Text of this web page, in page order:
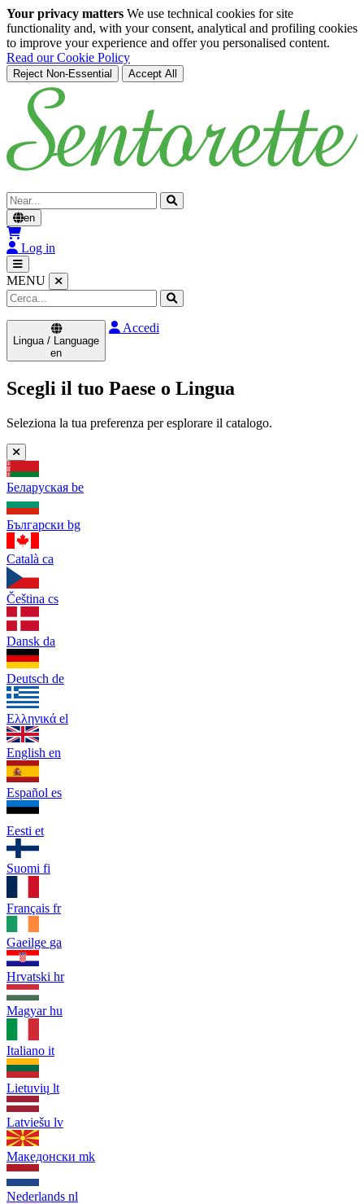
Your privacy matters We use technical cookies for site
functionality and, with your consent, analytical and profiling cookies
to improve your experience and offer you personalised content.
Read our Cookie Policy
Reject Non-Essential Accept All
Skip to main content
Cerca
en
Log in
MENU
Lingua / Language
en
Accedi
Scegli il tuo Paese o Lingua
Seleziona la tua preferenza per esplorare il catalogo.
Беларуская be
Български bg
Català ca
Čeština cs
Dansk da
Deutsch de
Ελληνικά el
English en
Español es
Eesti et
Suomi fi
Français fr
Gaeilge ga
Hrvatski hr
Magyar hu
Italiano it
Lietuvių lt
Latviešu lv
Македонски mk
Nederlands nl